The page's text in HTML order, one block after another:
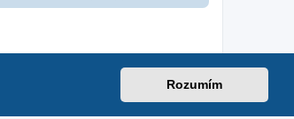
Rozumím